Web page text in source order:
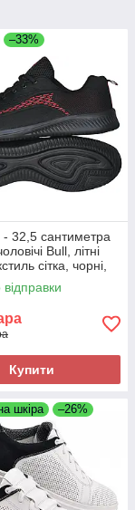
–33%
- 32,5 сантиметра
Bull, літні
сітка, чорні,
піни, легкі і
Купити
шкіра –26%